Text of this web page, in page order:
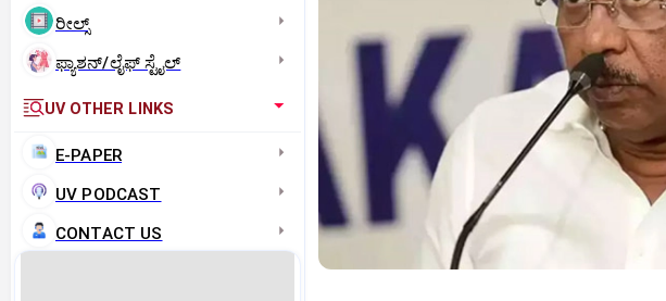
ರೀಲ್ಸ್
ಫ್ಯಾಶನ್/ಲೈಫ್‌ ಸ್ಟೈಲ್
UV OTHER LINKS
E-PAPER
UV PODCAST
CONTACT US